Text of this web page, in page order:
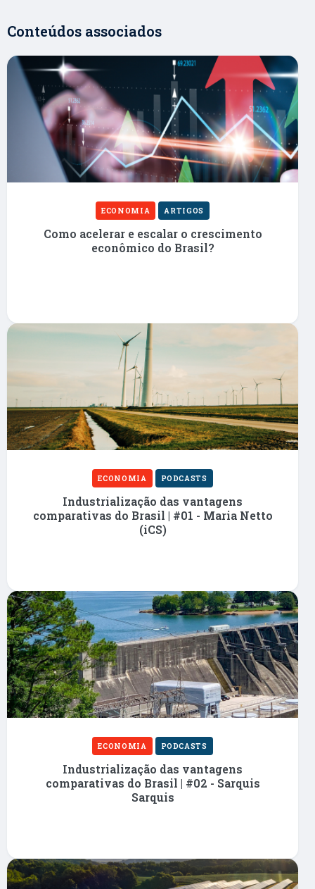
Conteúdos associados
ECONOMIA ARTIGOS
Como acelerar e escalar o crescimento
econômico do Brasil?
ECONOMIA PODCASTS
Industrialização das vantagens
comparativas do Brasil | #01 - Maria Netto
(iCS)
ECONOMIA PODCASTS
Industrialização das vantagens
comparativas do Brasil | #02 - Sarquis
Sarquis